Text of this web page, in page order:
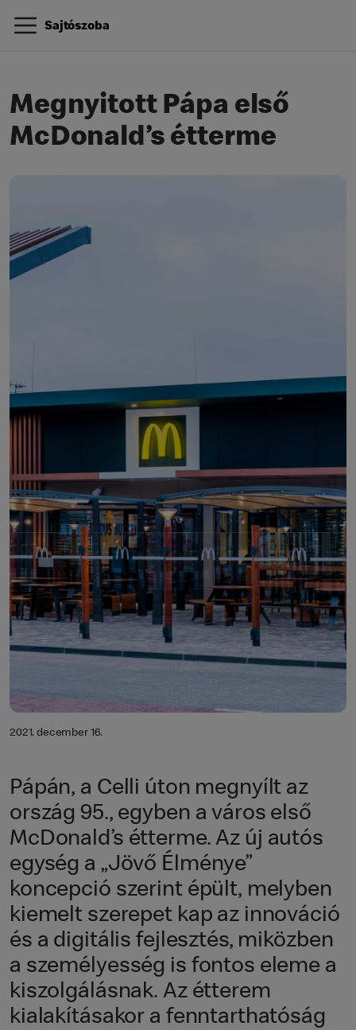
Sajtószoba
Megnyitott Pápa első
McDonald’s étterme
2021. december 16.
Pápán, a Celli úton megnyílt az
ország 95., egyben a város első
McDonald’s étterme. Az új autós
egység a „Jövő Élménye”
koncepció szerint épült, melyben
kiemelt szerepet kap az innováció
és a digitális fejlesztés, miközben
a személyesség is fontos eleme a
kiszolgálásnak. Az étterem
kialakításakor a fenntarthatóság